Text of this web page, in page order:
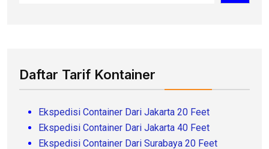
Daftar Tarif Kontainer
Ekspedisi Container Dari Jakarta 20 Feet
Ekspedisi Container Dari Jakarta 40 Feet
Ekspedisi Container Dari Surabaya 20 Feet